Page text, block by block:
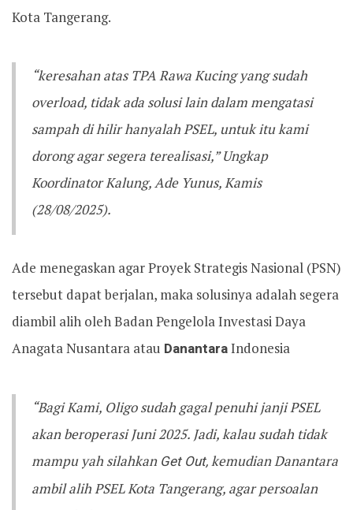
Kota Tangerang.
“keresahan atas TPA Rawa Kucing yang sudah
overload, tidak ada solusi lain dalam mengatasi
sampah di hilir hanyalah PSEL, untuk itu kami
dorong agar segera terealisasi,” Ungkap
Koordinator Kalung, Ade Yunus, Kamis
(28/08/2025).
Ade menegaskan agar Proyek Strategis Nasional (PSN)
tersebut dapat berjalan, maka solusinya adalah segera
diambil alih oleh Badan Pengelola Investasi Daya
Anagata Nusantara atau DanantaraIndonesia
“Bagi Kami, Oligo sudah gagal penuhi janji PSEL
akan beroperasi Juni 2025. Jadi, kalau sudah tidak
mampu yah silahkan Get Out,kemudian Danantara
ambil alih PSEL Kota Tangerang, agar persoalan